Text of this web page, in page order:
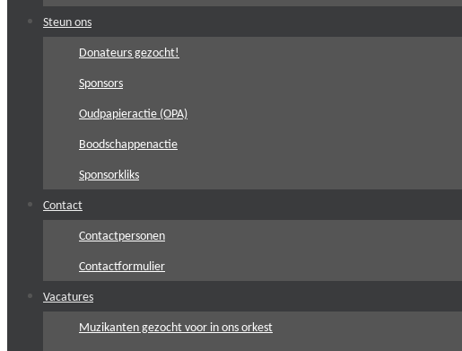
Steun ons
Donateurs gezocht!
Sponsors
Oudpapieractie (OPA)
Boodschappenactie
Sponsorkliks
Contact
Contactpersonen
Contactformulier
Vacatures
Muzikanten gezocht voor in ons orkest